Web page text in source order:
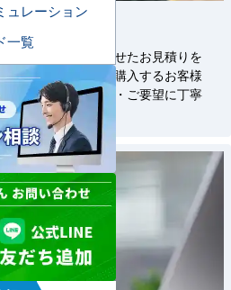
や、ご予算に合わせたお見積りを
務用エアコンをご購入するお客様
な担当者がご質問・ご要望に丁寧
ュレーション
一覧